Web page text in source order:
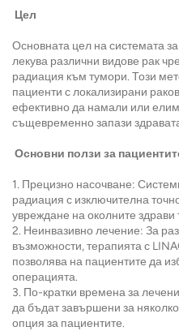
Цел
Основната цел на системата
лекува различни видове рак
радиация към тумори. Този
пациенти с локализирани
ефективно да намали или
същевременно запази
Основни ползи за
1. Прецизно насочване:
радиация с изключителна
увреждане на околните здрави
2. Неинвазивно лечение: За
възможности, терапията с
позволява на пациентите да
операцията.
3. По-кратки времена за
да бъдат завършени за
опция за пациентите.